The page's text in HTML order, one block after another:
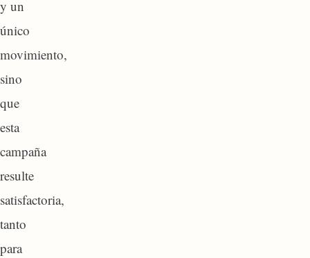
y un
único
movimiento,
sino
que
esta
campaña
resulte
satisfactoria,
tanto
para